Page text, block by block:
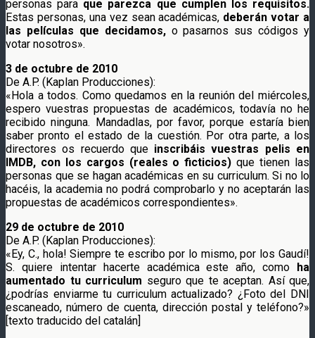
personas para que parezca que cumplen los requisitos.
Estas personas, una vez sean académicas, deberán votar a
las películas que decidamos, o pasarnos sus códigos y
votar nosotros».
3 de octubre de 2010
De A.P. (Kaplan Producciones):
«Hola a todos. Como quedamos en la reunión del miércoles,
espero vuestras propuestas de académicos, todavía no he
recibido ninguna. Mandadlas, por favor, porque estaría bien
saber pronto el estado de la cuestión. Por otra parte, a los
directores os recuerdo queinscribáis vuestras pelis en
IMDB, con los cargos (reales o ficticios) que tienen las
personas que se hagan académicas en su curriculum. Si no lo
hacéis, la academia no podrá comprobarlo y no aceptarán las
propuestas de académicos correspondientes».
29 de octubre de 2010
De A.P. (Kaplan Producciones):
«Ey, C., hola! Siempre te escribo por lo mismo, por los Gaudí!
S. quiere intentar hacerte académica este año, como ha
aumentado tu curriculum seguro que te aceptan. Así que,
¿podrías enviarme tu curriculum actualizado? ¿Foto del DNI
escaneado, número de cuenta, dirección postal y teléfono?»
[texto traducido del catalán]